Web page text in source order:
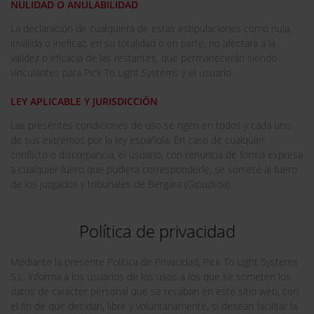
NULIDAD O ANULABILIDAD
La declaración de cualquiera de estas estipulaciones como nula,
inválida o ineficaz, en su totalidad o en parte, no afectará a la
validez o eficacia de las restantes, que permanecerán siendo
vinculantes para Pick To Light Systems y el usuario.
LEY APLICABLE Y JURISDICCIÓN
Las presentes condiciones de uso se rigen en todos y cada uno
de sus extremos por la ley española. En caso de cualquier
conflicto o discrepancia, el usuario, con renuncia de forma expresa
a cualquier fuero que pudiera corresponderle, se somete al fuero
de los juzgados y tribunales de Bergara (Gipuzkoa).
Política de privacidad
Mediante la presente Política de Privacidad, Pick To Light Systems
S.L. informa a los usuarios de los usos a los que se someten los
datos de carácter personal que se recaban en este sitio web, con
el fin de que decidan, libre y voluntariamente, si desean facilitar la